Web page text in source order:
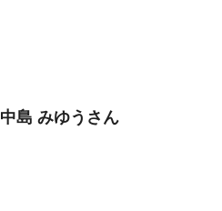
中島 みゆうさん